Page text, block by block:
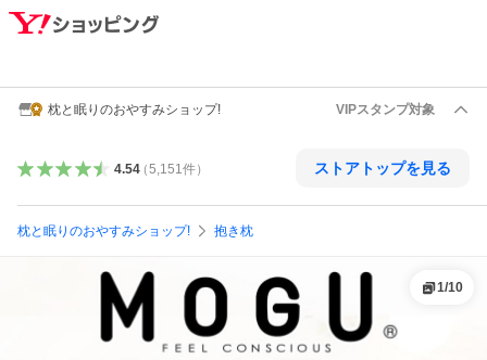
枕と眠りのおやすみショップ! VIPスタンプ対象
4.54（5,151件） ストアトップを見る
枕と眠りのおやすみショップ! 抱き枕
1/10